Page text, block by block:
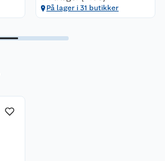
På lager i 31 butikker